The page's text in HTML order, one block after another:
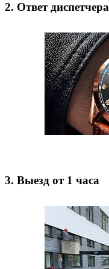
2. Ответ диспетчера
3. Выезд от 1 часа